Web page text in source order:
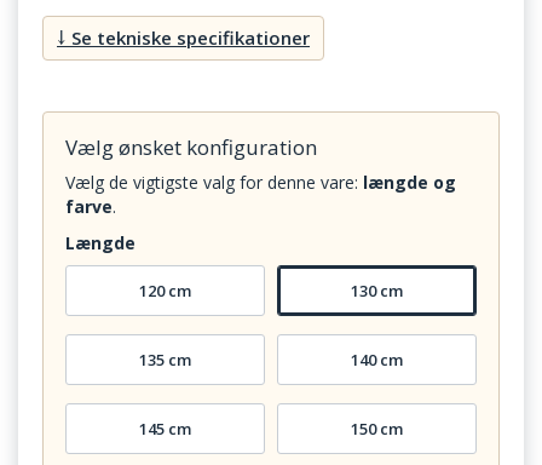
↓ Se tekniske specifikationer
Vælg ønsket konfiguration
Vælg de vigtigste valg for denne vare: længde og
farve.
Længde
120 cm 130 cm
135 cm 140 cm
145 cm 150 cm